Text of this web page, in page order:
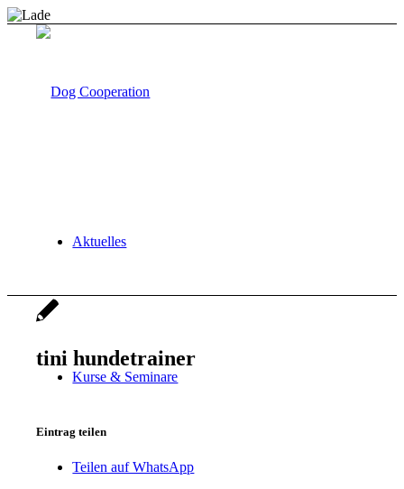
Aktuelles
Kurse & Seminare
tini hundetrainer
Eintrag teilen
Teilen auf WhatsApp